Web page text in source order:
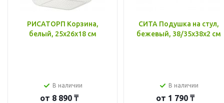
РИСАТОРП Корзина,
белый, 25x26x18 см
В наличии
от 8 890 ₸
СИТА Подушка на стул,
бежевый, 38/35x38x2 см
В наличии
от 1 790 ₸